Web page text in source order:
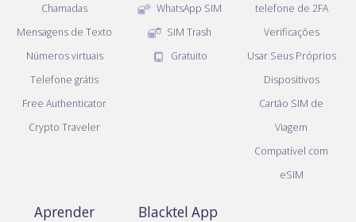
Chamadas
Mensagens de Texto
Números virtuais
Telefone grátis
Free Authenticator
Crypto Traveler
WhatsApp SIM
SIM Trash
Gratuito
telefone de 2FA
Verificações
Usar Seus Próprios
Dispositivos
Cartão SIM de
Viagem
Compatível com
eSIM
Aprender Blacktel App